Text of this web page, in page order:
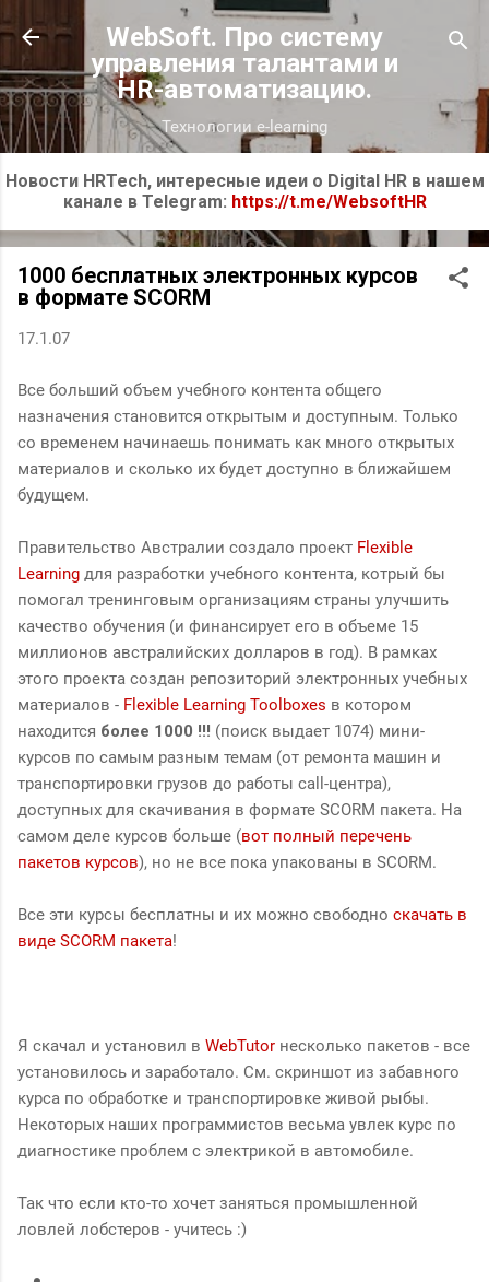
К основному контенту
WebSoft. Про систему
управления талантами и
HR-автоматизацию.
Технологии e-learning
Новости HRTech, интересные идеи о Digital HR в нашем
канале в Telegram: https://t.me/WebsoftHR
1000 бесплатных электронных курсов
в формате SCORM
17.1.07
Все больший объем учебного контента общего
назначения становится открытым и доступным. Только
со временем начинаешь понимать как много открытых
материалов и сколько их будет доступно в ближайшем
будущем.
Правительство Австралии создало проект Flexible
Learning для разработки учебного контента, котрый бы
помогал тренинговым организациям страны улучшить
качество обучения (и финансирует его в объеме 15
миллионов австралийских долларов в год). В рамках
этого проекта создан репозиторий электронных учебных
материалов - Flexible Learning Toolboxes в котором
находится более 1000 !!! (поиск выдает 1074) мини-
курсов по самым разным темам (от ремонта машин и
транспортировки грузов до работы call-центра),
доступных для скачивания в формате SCORM пакета. На
самом деле курсов больше (вот полный перечень
пакетов курсов), но не все пока упакованы в SCORM.
Все эти курсы бесплатны и их можно свободно скачать в
виде SCORM пакета!
Я скачал и установил в WebTutor несколько пакетов - все
установилось и заработало. См. скриншот из забавного
курса по обработке и транспортировке живой рыбы.
Некоторых наших программистов весьма увлек курс по
диагностике проблем с электрикой в автомобиле.
Так что если кто-то хочет заняться промышленной
ловлей лобстеров - учитесь :)